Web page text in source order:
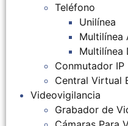
Teléfono
Unilínea
Multilínea
Multilínea
Conmutador IP
Central Virtual
Videovigilancia
Grabador de